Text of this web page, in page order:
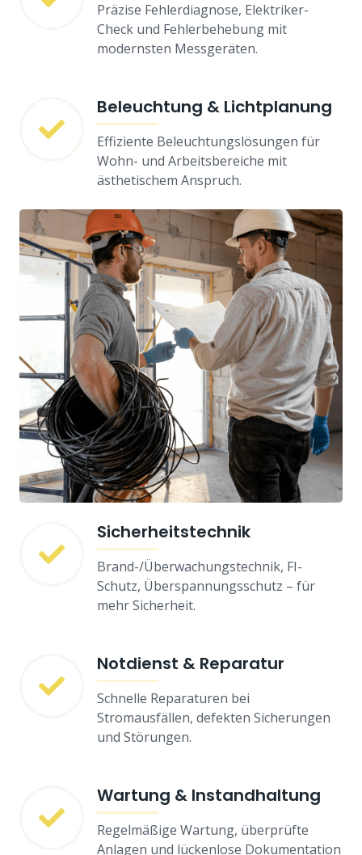
Präzise Fehlerdiagnose, Elektriker-
Check und Fehlerbehebung mit
modernsten Messgeräten.
Beleuchtung & Lichtplanung
Effiziente Beleuchtungslösungen für
Wohn- und Arbeitsbereiche mit
ästhetischem Anspruch.
Sicherheitstechnik
Brand-/Überwachungstechnik, FI-
Schutz, Überspannungsschutz – für
mehr Sicherheit.
Notdienst & Reparatur
Schnelle Reparaturen bei
Stromausfällen, defekten Sicherungen
und Störungen.
Wartung & Instandhaltung
Regelmäßige Wartung, überprüfte
Anlagen und lückenlose Dokumentation